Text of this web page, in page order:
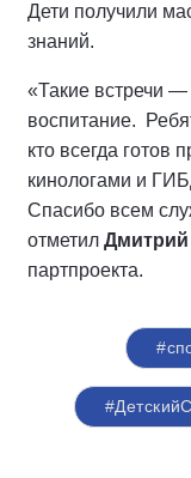
Дети получили
знаний.
«Такие встречи —
воспитание.
кто всегда готов
кинологами и
Спасибо всем
отметил
партпроекта.